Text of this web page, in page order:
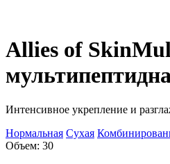
Allies of Skin
Интенсивное укрепление и
Нормальная Сухая
Объем: 30